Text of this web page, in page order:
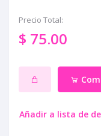
Precio Total:
$ 75.00
Añadir a lista de